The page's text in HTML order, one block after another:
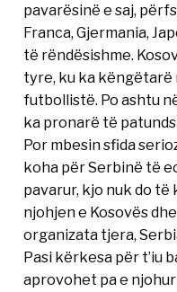
pavarësinë e saj,
Franca, Gjermania,
të rëndësishme.
tyre, ku ka
futbollistë. Po ashtu
ka pronarë të
Por mbesin sfida
koha për Serbinë të
pavarur, kjo nuk do
njohjen e Kosovës
organizata tjera,
Pasi kërkesa për t’iu
aprovohet pa e